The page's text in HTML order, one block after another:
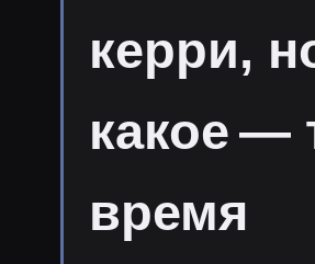
керри,
какое —
время